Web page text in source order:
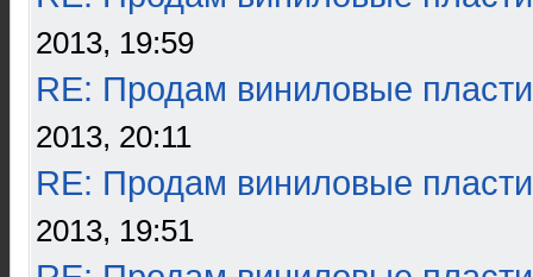
2013, 19:59
RE: Продам виниловые
2013, 20:11
RE: Продам виниловые
2013, 19:51